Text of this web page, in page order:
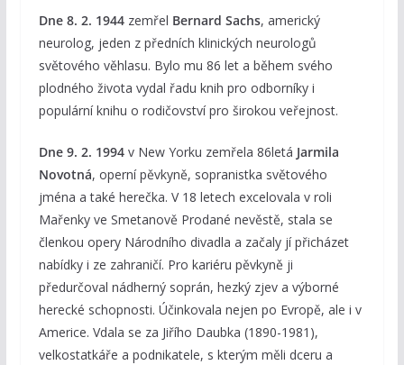
Dne 8. 2. 1944 zemřel Bernard Sachs, americký
neurolog, jeden z předních klinických neurologů
světového věhlasu. Bylo mu 86 let a během svého
plodného života vydal řadu knih pro odborníky i
populární knihu o rodičovství pro širokou veřejnost.
Dne 9. 2. 1994 v New Yorku zemřela 86letá Jarmila
Novotná, operní pěvkyně, sopranistka světového
jména a také herečka. V 18 letech excelovala v roli
Mařenky ve Smetanově Prodané nevěstě, stala se
členkou opery Národního divadla a začaly jí přicházet
nabídky i ze zahraničí. Pro kariéru pěvkyně ji
předurčoval nádherný soprán, hezký zjev a výborné
herecké schopnosti. Účinkovala nejen po Evropě, ale i v
Americe. Vdala se za Jiřího Daubka (1890-1981),
velkostatkáře a podnikatele, s kterým měli dceru a